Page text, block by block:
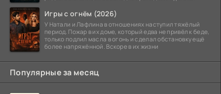
Игры с огнём (2026)
У Натали и Лафлина в отношениях наступил тяжёлый
период. Пожар в их доме, который едва не привёл к беде,
только подлил масла в огонь и сделал обстановку ещё
более напряжённой. Вскоре в их жизни
Популярные за месяц